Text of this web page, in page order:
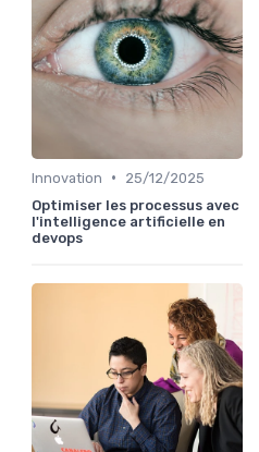
Innovation •
25/12/2025
Optimiser les processus avec
l'intelligence artificielle en
devops